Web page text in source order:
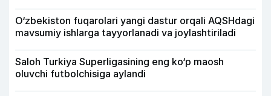
O‘zbekiston fuqarolari yangi dastur orqali AQSHdagi
mavsumiy ishlarga tayyorlanadi va joylashtiriladi
Saloh Turkiya Superligasining eng ko‘p maosh
oluvchi futbolchisiga aylandi